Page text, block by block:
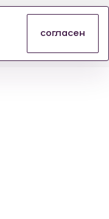
АВТОЗАПЧАСТЕЙ
согласен